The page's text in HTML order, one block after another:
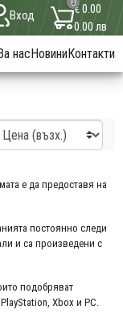
Вход
0€ 0.00
0.00 лв
насНовиниКонтакти
е да предоставя на
постоянно следи
и са произведени с
подобряват
Xbox и PC.